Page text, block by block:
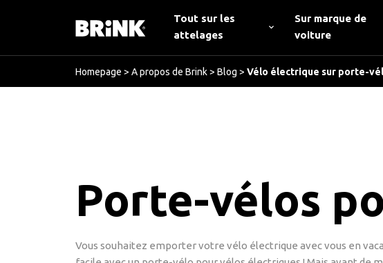
Tout sur les
attelages
Sur marque de
voiture
Homepage > A propos de Brink > Blog > Vélo électrique sur porte-
Porte-vélos
Vous souhaitez emporter votre vélo électrique avec vous en